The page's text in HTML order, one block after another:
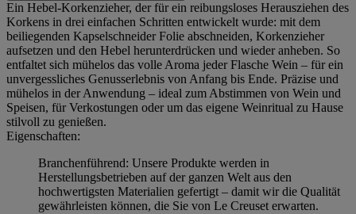
Ein Hebel-Korkenzieher, der für ein reibungsloses Herausziehen des
Korkens in drei einfachen Schritten entwickelt wurde: mit dem
beiliegenden Kapselschneider Folie abschneiden, Korkenzieher
aufsetzen und den Hebel herunterdrücken und wieder anheben. So
entfaltet sich mühelos das volle Aroma jeder Flasche Wein – für ein
unvergessliches Genusserlebnis von Anfang bis Ende. Präzise und
mühelos in der Anwendung – ideal zum Abstimmen von Wein und
Speisen, für Verkostungen oder um das eigene Weinritual zu Hause
stilvoll zu genießen.
Eigenschaften:
Branchenführend: Unsere Produkte werden in
Herstellungsbetrieben auf der ganzen Welt aus den
hochwertigsten Materialien gefertigt – damit wir die Qualität
gewährleisten können, die Sie von Le Creuset erwarten.